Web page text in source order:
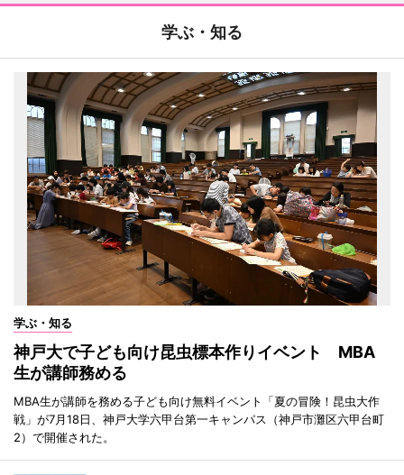
学ぶ・知る
学ぶ・知る
神戸大で子ども向け昆虫標本作りイベント MBA
生が講師務める
MBA生が講師を務める子ども向け無料イベント「夏の冒険！昆虫大作
戦」が7月18日、神戸大学六甲台第一キャンパス（神戸市灘区六甲台町
2）で開催された。